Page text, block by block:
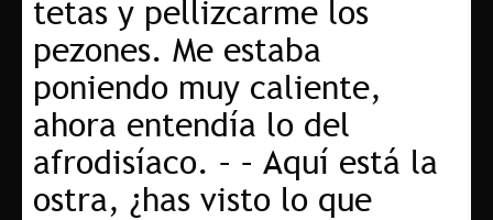
tetas y pellizcarme los
pezones. Me estaba
poniendo muy caliente,
ahora entendía lo del
afrodisíaco. – – Aquí está la
ostra, ¿has visto lo que